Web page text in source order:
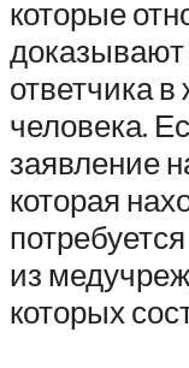
которые
ответчика
человека.
заявление
которая
из
которых